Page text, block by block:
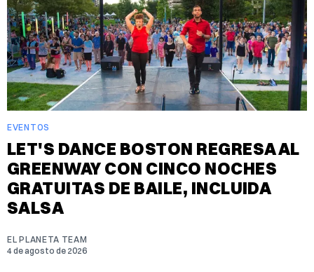
EVENTOS
LET'S DANCE BOSTON REGRESA AL
GREENWAY CON CINCO NOCHES
GRATUITAS DE BAILE, INCLUIDA
SALSA
EL PLANETA TEAM
4 de agosto de 2026